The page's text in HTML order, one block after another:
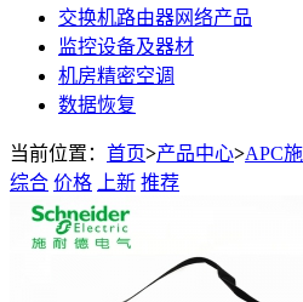
交换机路由器网络产品
监控设备及器材
机房精密空调
数据恢复
当前位置： 首页>产品中心>APC
综合 价格 上新 推荐